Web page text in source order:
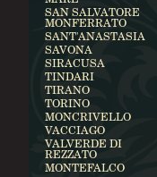
SAN SALVATORE
MONFERRATO
SANT'ANASTASIA
SAVONA
SIRACUSA
TINDARI
TIRANO
TORINO
MONCRIVELLO
VACCIAGO
VALVERDE DI
REZZATO
MONTEFALCO